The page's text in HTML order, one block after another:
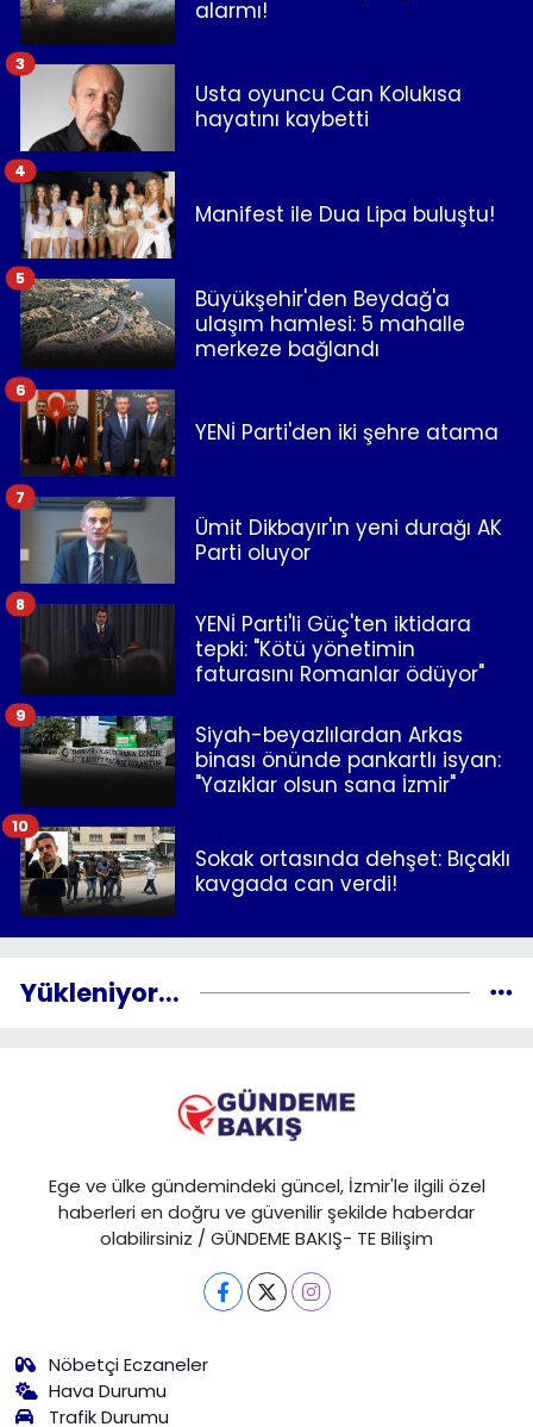
alarmı!
Usta oyuncu Can Kolukısa
hayatını kaybetti
3
Manifest ile Dua Lipa buluştu!
4
Büyükşehir'den Beydağ'a
ulaşım hamlesi: 5 mahalle
merkeze bağlandı
5
YENİ Parti'den iki şehre atama
6
Ümit Dikbayır'ın yeni durağı AK
Parti oluyor
7
YENİ Parti'li Güç'ten iktidara
tepki: "Kötü yönetimin
faturasını Romanlar ödüyor"
8
Siyah-beyazlılardan Arkas
binası önünde pankartlı isyan:
"Yazıklar olsun sana İzmir"
9
Sokak ortasında dehşet: Bıçaklı
kavgada can verdi!
10
Yükleniyor...
Ege ve ülke gündemindeki güncel, İzmir'le ilgili özel
haberleri en doğru ve güvenilir şekilde haberdar
olabilirsiniz / GÜNDEME BAKIŞ- TE Bilişim
Nöbetçi Eczaneler
Hava Durumu
Trafik Durumu